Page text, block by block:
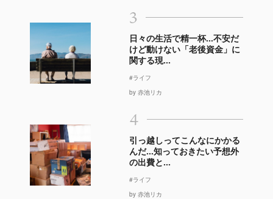
3
日々の生活で精一杯…不安だ
けど動けない「老後資金」に
関する現...
#ライフ
by 赤池リカ
4
引っ越しってこんなにかかる
んだ…知っておきたい予想外
の出費と...
#ライフ
by 赤池リカ